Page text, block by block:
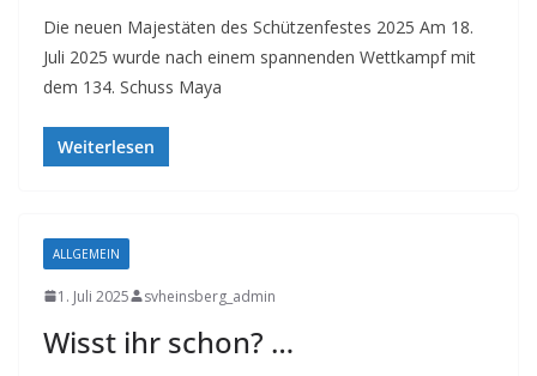
Die neuen Majestäten des Schützenfestes 2025 Am 18.
Juli 2025 wurde nach einem spannenden Wettkampf mit
dem 134. Schuss Maya
Weiterlesen
ALLGEMEIN
1. Juli 2025 svheinsberg_admin
Wisst ihr schon? …